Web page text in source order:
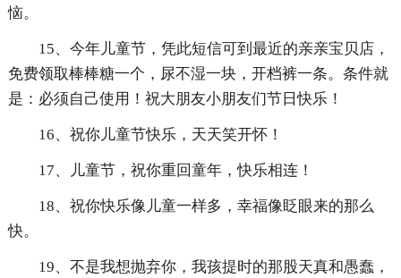
恼。
15、今年儿童节，凭此短信可到最近的亲亲宝贝店，
免费领取棒棒糖一个，尿不湿一块，开档裤一条。条件就
是：必须自己使用！祝大朋友小朋友们节日快乐！
16、祝你儿童节快乐，天天笑开怀！
17、儿童节，祝你重回童年，快乐相连！
18、祝你快乐像儿童一样多，幸福像眨眼来的那么
快。
19、不是我想抛弃你，我孩提时的那股天真和愚蠢，